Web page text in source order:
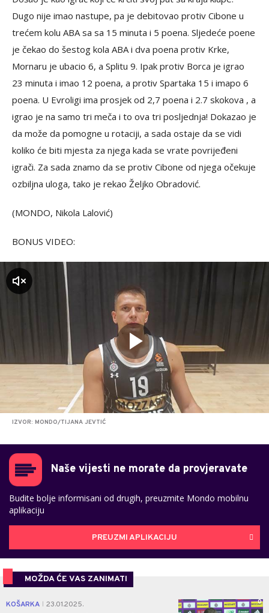
Dugo nije imao nastupe, pa je debitovao protiv Cibone u
trećem kolu ABA sa sa 15 minuta i 5 poena. Sljedeće poene
je čekao do šestog kola ABA i dva poena protiv Krke,
Mornaru je ubacio 6, a Splitu 9. Ipak protiv Borca je igrao
23 minuta i imao 12 poena, a protiv Spartaka 15 i imapo 6
poena. U Evroligi ima prosjek od 2,7 poena i 2.7 skokova , a
igrao je na samo tri meča i to ova tri posljednja! Dokazao je
da može da pomogne u rotaciji, a sada ostaje da se vidi
koliko će biti mjesta za njega kada se vrate povrijeđeni
igrači. Za sada znamo da se protiv Cibone od njega očekuje
ozbiljna uloga, tako je rekao Željko Obradović.
(MONDO, Nikola Lalović)
BONUS VIDEO:
IZVOR: MONDO/TIJANA JEVTIĆ
Naše vijesti ne morate da provjeravate
Budite bolje informisani od drugih, preuzmite Mondo mobilnu
aplikaciju
PREUZMI APLIKACIJU
MOŽDA ĆE VAS ZANIMATI
KOŠARKA 23.01.2025. 0